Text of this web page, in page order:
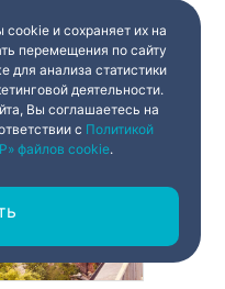
и сохраняет их на
перемещения по сайту
для анализа статистики
деятельности.
Вы соглашаетесь на
с Политикой
файлов cookie.